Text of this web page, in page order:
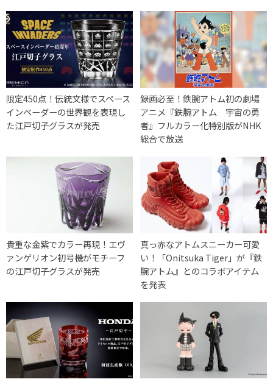
限定450点！伝統文様でスペース
インベーダーの世界観を表現し
た江戸切子グラスが発売
録画必至！鉄腕アトム初の劇場
アニメ『鉄腕アトム 宇宙の勇
者』フルカラー化特別版がNHK
総合で放送
貴重な金紫でカラー再現！エヴ
ァンゲリオン初号機がモチーフ
の江戸切子グラスが発売
真っ赤なアトムスニーカー可愛
い！「Onitsuka Tiger」が『鉄
腕アトム』とのコラボアイテム
を発表